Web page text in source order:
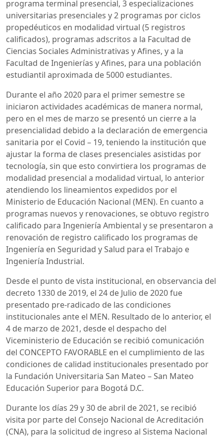
programa terminal presencial, 3 especializaciones
universitarias presenciales y 2 programas por ciclos
propedéuticos en modalidad virtual (5 registros
calificados), programas adscritos a la Facultad de
Ciencias Sociales Administrativas y Afines, y a la
Facultad de Ingenierías y Afines, para una población
estudiantil aproximada de 5000 estudiantes.
Durante el año 2020 para el primer semestre se
iniciaron actividades académicas de manera normal,
pero en el mes de marzo se presentó un cierre a la
presencialidad debido a la declaración de emergencia
sanitaria por el Covid – 19, teniendo la institución que
ajustar la forma de clases presenciales asistidas por
tecnología, sin que esto convirtiera los programas de
modalidad presencial a modalidad virtual, lo anterior
atendiendo los lineamientos expedidos por el
Ministerio de Educación Nacional (MEN). En cuanto a
programas nuevos y renovaciones, se obtuvo registro
calificado para Ingeniería Ambiental y se presentaron a
renovación de registro calificado los programas de
Ingeniería en Seguridad y Salud para el Trabajo e
Ingeniería Industrial.
Desde el punto de vista institucional, en observancia del
decreto 1330 de 2019, el 24 de Julio de 2020 fue
presentado pre-radicado de las condiciones
institucionales ante el MEN. Resultado de lo anterior, el
4 de marzo de 2021, desde el despacho del
Viceministerio de Educación se recibió comunicación
del CONCEPTO FAVORABLE en el cumplimiento de las
condiciones de calidad institucionales presentado por
la Fundación Universitaria San Mateo – San Mateo
Educación Superior para Bogotá D.C.
Durante los días 29 y 30 de abril de 2021, se recibió
visita por parte del Consejo Nacional de Acreditación
(CNA), para la solicitud de ingreso al Sistema Nacional